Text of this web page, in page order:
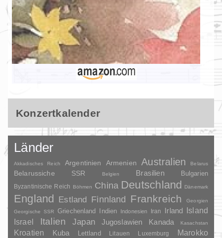
Konzertkalender
Länder
Akkadisches Reich Argentinien Armenien Australien Belarus
Belarussiche SSR Belgien Brasilien Bulgarien
Byzantinische Reich Böhmen China Deutschland Dänemark
England Estland Finnland Frankreich
Georgien
Georgische SSR
Griechenland Indien Indonesien Iran Irland
Island
Israel
Italien Japan Jugoslawien Kanada Kasachstan
Kroatien Kuba Lettland Litauen Luxemburg Marokko